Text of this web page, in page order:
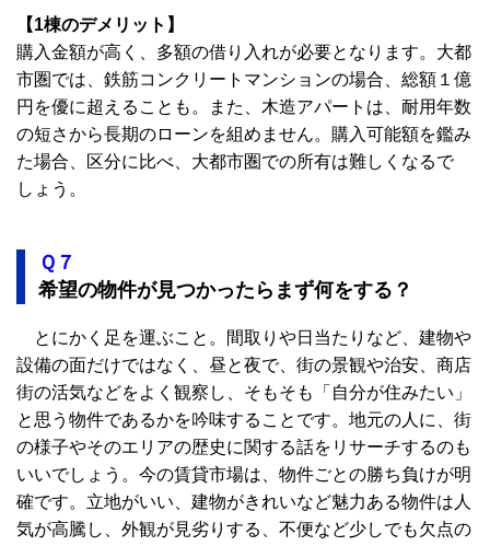
【1棟のデメリット】
購入金額が高く、多額の借り入れが必要となります。大都
市圏では、鉄筋コンクリートマンションの場合、総額１億
円を優に超えることも。また、木造アパートは、耐用年数
の短さから長期のローンを組めません。購入可能額を鑑み
た場合、区分に比べ、大都市圏での所有は難しくなるで
しょう。
Ｑ７
希望の物件が見つかったらまず何をする？
とにかく足を運ぶこと。間取りや日当たりなど、建物や
設備の面だけではなく、昼と夜で、街の景観や治安、商店
街の活気などをよく観察し、そもそも「自分が住みたい」
と思う物件であるかを吟味することです。地元の人に、街
の様子やそのエリアの歴史に関する話をリサーチするのも
いいでしょう。今の賃貸市場は、物件ごとの勝ち負けが明
確です。立地がいい、建物がきれいなど魅力ある物件は人
気が高騰し、外観が見劣りする、不便など少しでも欠点の